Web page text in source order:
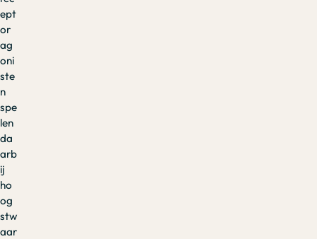
ept
or
ag
oni
ste
n
spe
len
da
arb
ij
ho
og
stw
aar